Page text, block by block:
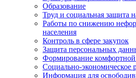
Образование
Труд и социальная защита
Работы по снижению
населения
Контроль в сфере закупок
Защита персональных
Формирование комфортной
Социально-экономическое
Информация для